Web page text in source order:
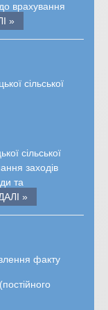
врахування
»
сільської
сільської
заходів
та
»
факту